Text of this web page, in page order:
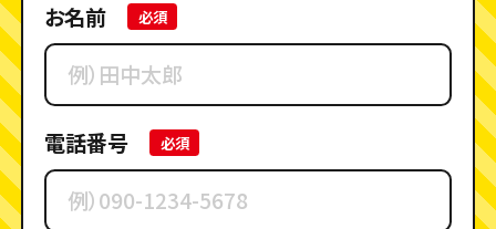
お名前 必須
電話番号 必須